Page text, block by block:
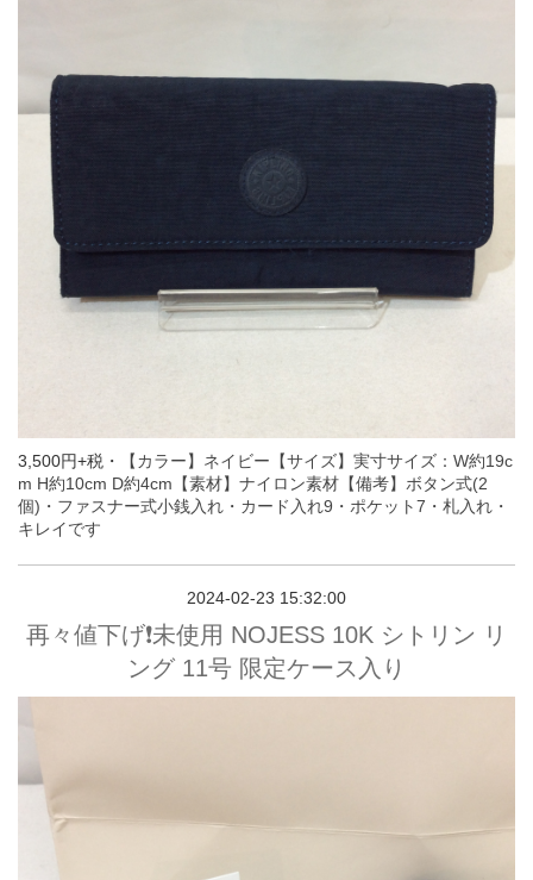
3,500円+税・ 【カラー】ネイビー 【サイズ】実寸サイズ：W約19c
m H約10cm D約4cm 【素材】ナイロン素材 【備考】ボタン式(2
個)・ファスナー式小銭入れ・カード入れ9・ポケット7・札入れ ・
キレイです
2024-02-23 15:32:00
再々値下げ❗️未使用 NOJESS 10K シトリン リ
ング 11号 限定ケース入り